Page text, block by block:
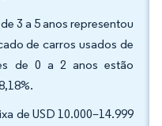
3 a 5 anos representou
de carros usados de
de 0 a 2 anos estão
de USD 10.000–14.999